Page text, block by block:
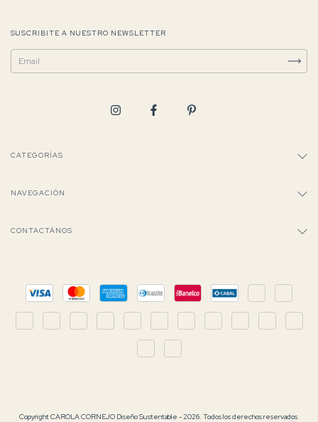
SUSCRIBITE A NUESTRO NEWSLETTER
CATEGORÍAS
NAVEGACIÓN
CONTACTÁNOS
Copyright CAROLA CORNEJO Diseño Sustentable - 2026. Todos los derechos reservados.